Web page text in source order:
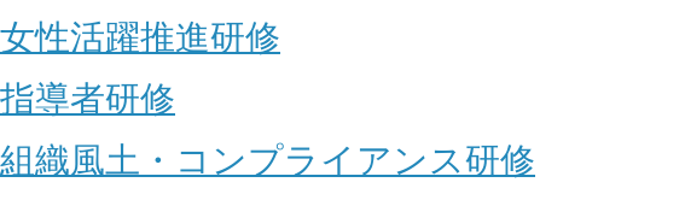
女性活躍推進研修
指導者研修
組織風土・コンプライアンス研修